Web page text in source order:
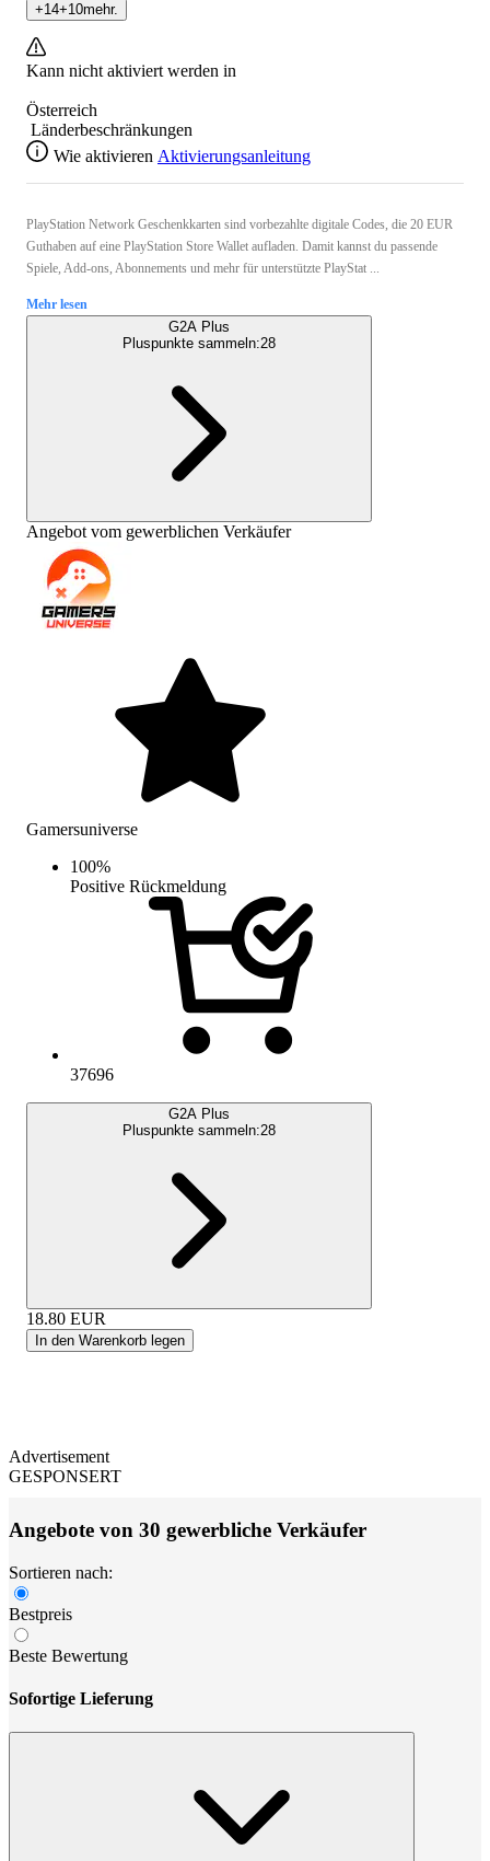
+14+10mehr.
Kann nicht aktiviert werden in
Österreich
Länderbeschränkungen
Wie aktivieren Aktivierungsanleitung
PlayStation Network Geschenkkarten sind vorbezahlte digitale Codes, die 20 EUR
Guthaben auf eine PlayStation Store Wallet aufladen. Damit kannst du passende
Spiele, Add-ons, Abonnements und mehr für unterstützte PlayStat ...
Mehr lesen
G2A Plus
Pluspunkte sammeln:28
Angebot vom gewerblichen Verkäufer
Gamersuniverse
100%
Positive Rückmeldung
37696
G2A Plus
Pluspunkte sammeln:28
18.80 EUR
In den Warenkorb legen
Advertisement
GESPONSERT
Angebote von 30 gewerbliche Verkäufer
Sortieren nach:
Bestpreis
Beste Bewertung
Sofortige Lieferung